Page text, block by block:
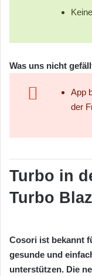
Was uns nicht
App
der
Turbo in
Turbo
Cosori ist bekannt
gesunde und
unterstützen. Die